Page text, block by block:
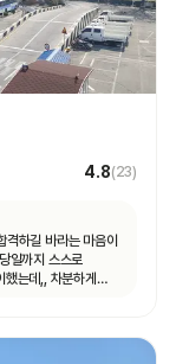
4.8(23)
격하길 바라는 마음이
일까지 스스로
했는데,, 차분하게